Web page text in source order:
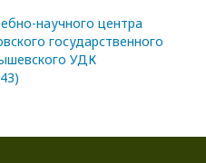
научного центра
государственного
УДК